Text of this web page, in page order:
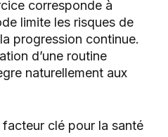
corresponde à
limite les risques de
progression continue.
d’une routine
naturellement aux
clé pour la santé